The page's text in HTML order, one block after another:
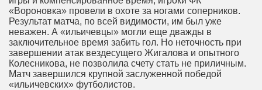
«Вороновка» провели в охоте за ногами соперников.
Результат матча, по всей видимости, им был уже
неважен. А «ильичевцы» могли еще дважды в
заключительное время забить гол. Но неточность при
завершении атак вездесущего Жигалова и опытного
Колесникова, не позволила счету стать не приличным.
Матч завершился крупной заслуженной победой
«ильичевских» футболистов.